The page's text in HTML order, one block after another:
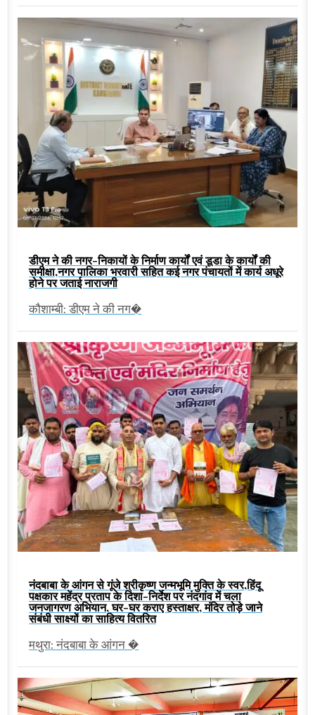
डीएम ने की नगर-निकायों के निर्माण कार्यों एवं डूडा के कार्यों की
समीक्षा,नगर पालिका भरवारी सहित कई नगर पंचायतों में कार्य अधूरे
होने पर जताई नाराजगी
कौशाम्बी: डीएम ने की नग�
नंदबाबा के आंगन से गूंजे श्रीकृष्ण जन्मभूमि मुक्ति के स्वर,हिंदू
पक्षकार महेंद्र प्रताप के दिशा-निर्देश पर नंदगांव में चला
जनजागरण अभियान, घर-घर कराए हस्ताक्षर, मंदिर तोड़े जाने
संबंधी साक्ष्यों का साहित्य वितरित
मथुरा: नंदबाबा के आंगन �